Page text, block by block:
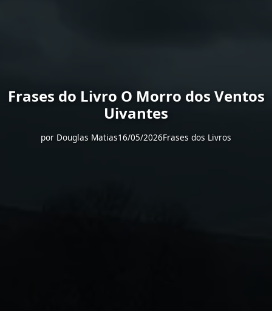
Frases do Livro O Morro dos Ventos
Uivantes
por Douglas Matias16/05/2026Frases dos Livros